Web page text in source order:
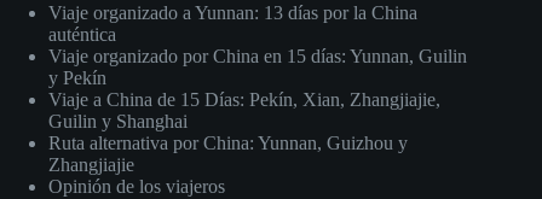
Viaje organizado a Yunnan: 13 días por la China
auténtica
Viaje organizado por China en 15 días: Yunnan, Guilin
y Pekín
Viaje a China de 15 Días: Pekín, Xian, Zhangjiajie,
Guilin y Shanghai
Ruta alternativa por China: Yunnan, Guizhou y
Zhangjiajie
Opinión de los viajeros